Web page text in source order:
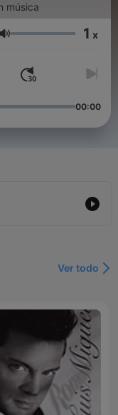
música
Volumen 1 x
00:00
Ver todo